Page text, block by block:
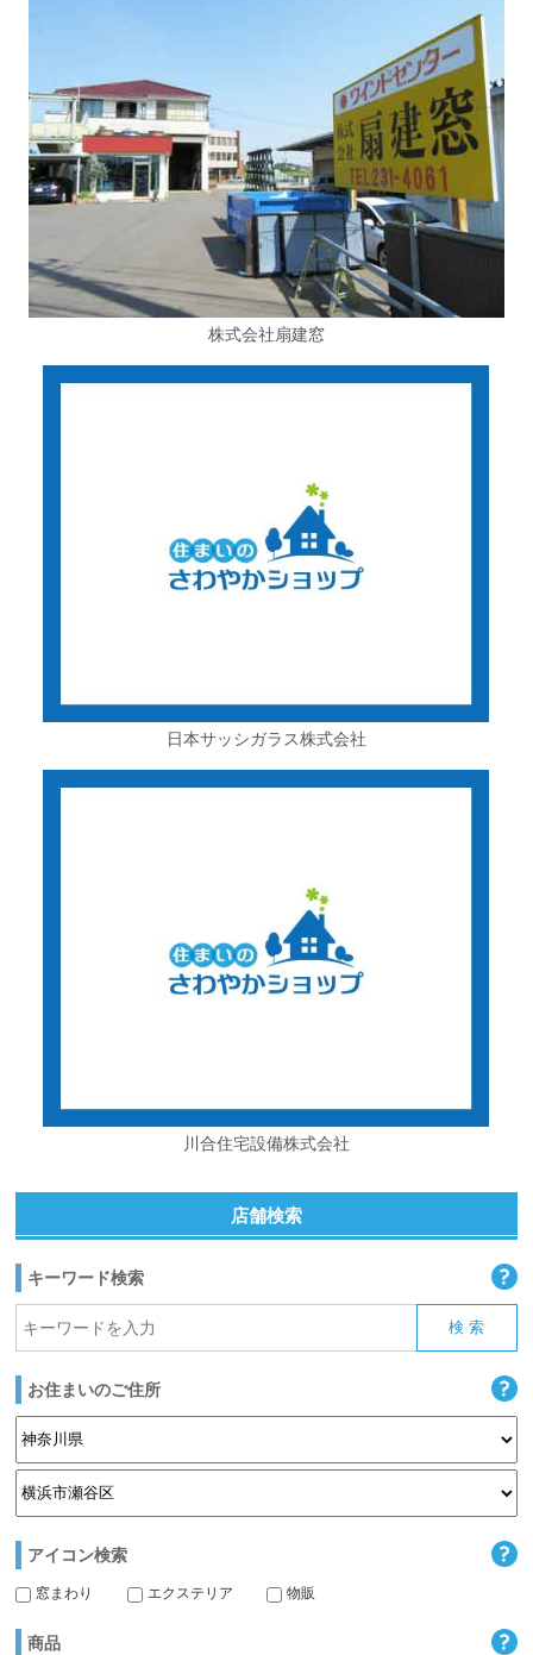
株式会社扇建窓
日本サッシガラス株式会社
川合住宅設備株式会社
店舗検索
キーワード検索
お住まいのご住所
アイコン検索
窓まわり エクステリア 物販
商品